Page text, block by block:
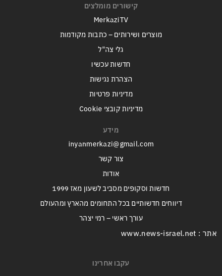
קישורים מומלצים
MerkaziTV
מוצרים ושירותים – כתבות מקודמות
גלי צה"ל
חדשות עכשיו
הצהרת נגישות
מדיניות פרטיות
מדיניות קובצי Cookie
מידע
inyanmerkazi@gmail.com
צור קשר
אודות
חדשות וסקופים מסביב לשעון מאז 1999
דיווחים חדשותיים בכל התחומים מהארץ ומהעולם
עורך ראשי – רמי יצהר
אתר : www.news-israel.net
עקבו אחרינו